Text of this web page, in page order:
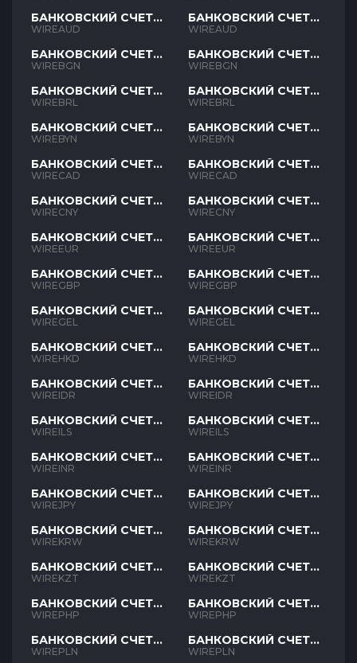
БАНКОВСКИЙ СЧЕТ
AUD
WIREAUD
БАНКОВСКИЙ СЧЕТ
BGN
WIREBGN
БАНКОВСКИЙ СЧЕТ
BRL
WIREBRL
БАНКОВСКИЙ СЧЕТ
BYN
WIREBYN
БАНКОВСКИЙ СЧЕТ
CAD
WIRECAD
БАНКОВСКИЙ СЧЕТ
CNY
WIRECNY
БАНКОВСКИЙ СЧЕТ
EUR
WIREEUR
БАНКОВСКИЙ СЧЕТ
GBP
WIREGBP
БАНКОВСКИЙ СЧЕТ
GEL
WIREGEL
БАНКОВСКИЙ СЧЕТ
HKD
WIREHKD
БАНКОВСКИЙ СЧЕТ
IDR
WIREIDR
БАНКОВСКИЙ СЧЕТ
ILS
WIREILS
БАНКОВСКИЙ СЧЕТ
INR
WIREINR
БАНКОВСКИЙ СЧЕТ
JPY
WIREJPY
БАНКОВСКИЙ СЧЕТ
KRW
WIREKRW
БАНКОВСКИЙ СЧЕТ
KZT
WIREKZT
БАНКОВСКИЙ СЧЕТ
PHP
WIREPHP
БАНКОВСКИЙ СЧЕТ
PLN
WIREPLN
БАНКОВСКИЙ СЧЕТ
AUD
WIREAUD
БАНКОВСКИЙ СЧЕТ
BGN
WIREBGN
БАНКОВСКИЙ СЧЕТ
BRL
WIREBRL
БАНКОВСКИЙ СЧЕТ
BYN
WIREBYN
БАНКОВСКИЙ СЧЕТ
CAD
WIRECAD
БАНКОВСКИЙ СЧЕТ
CNY
WIRECNY
БАНКОВСКИЙ СЧЕТ
EUR
WIREEUR
БАНКОВСКИЙ СЧЕТ
GBP
WIREGBP
БАНКОВСКИЙ СЧЕТ
GEL
WIREGEL
БАНКОВСКИЙ СЧЕТ
HKD
WIREHKD
БАНКОВСКИЙ СЧЕТ
IDR
WIREIDR
БАНКОВСКИЙ СЧЕТ
ILS
WIREILS
БАНКОВСКИЙ СЧЕТ
INR
WIREINR
БАНКОВСКИЙ СЧЕТ
JPY
WIREJPY
БАНКОВСКИЙ СЧЕТ
KRW
WIREKRW
БАНКОВСКИЙ СЧЕТ
KZT
WIREKZT
БАНКОВСКИЙ СЧЕТ
PHP
WIREPHP
БАНКОВСКИЙ СЧЕТ
PLN
WIREPLN